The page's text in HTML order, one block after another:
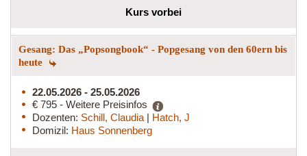
Kurs vorbei
Gesang: Das „Popsongbook“ - Popgesang von den 60ern bis
heute
22.05.2026 - 25.05.2026
€ 795 - Weitere Preisinfos
Dozenten: Schill, Claudia | Hatch, J
Domizil: Haus Sonnenberg